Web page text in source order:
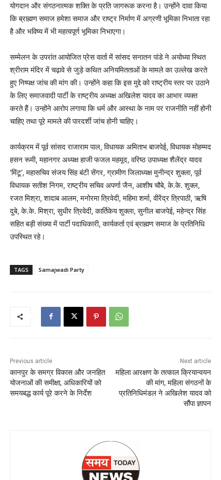
योगदान और संगठनात्मक शक्ति के प्रति जागरूक करना है। उन्होंने दावा किया
कि ब्राह्मण समाज हमेशा समाज और राष्ट्र निर्माण में अग्रणी भूमिका निभाता रहा
है और भविष्य में भी महत्वपूर्ण भूमिका निभाएगा।
सम्मेलन के उपरांत आयोजित प्रेस वार्ता में सांसद सनातन पांडे ने अयोध्या स्थित
श्रीराम मंदिर में चढ़ावे से जुड़े कथित अनियमितताओं के मामले का उल्लेख करते
हुए निष्पक्ष जांच की मांग की। उन्होंने कहा कि इस मुद्दे को राष्ट्रीय स्तर पर उठाने
के लिए समाजवादी पार्टी के राष्ट्रीय अध्यक्ष अखिलेश यादव का आभार व्यक्त
करते हैं। उन्होंने आरोप लगाया कि धर्म और आस्था के नाम पर राजनीति नहीं होनी
चाहिए तथा पूरे मामले की पारदर्शी जांच होनी चाहिए।
कार्यक्रम में पूर्व सांसद राजाराम पाल, विधायक अमिताभ बाजपेई, विधायक मोहम्मद
हसन रूमी, महानगर अध्यक्ष हाजी फजल महमूद, वरिष्ठ उपाध्यक्ष शैलेंद्र यादव
‘मिंटू’, महासचिव संजय सिंह बंटी सेंगर, ग्रामीण जिलाध्यक्ष मुनीन्द्र शुक्ला, पूर्व
विधायक सतीश निगम, राष्ट्रीय सचिव अपर्णा जैन, आशीष चौबे, के.के. शुक्ल,
रजत मिश्रा, शादाब आलम, मनोरमा त्रिवेदी, महिमा शर्मा, वीरेंद्र त्रिपाठी, ऋषि
दुबे, के.के. मिश्रा, सुधीर त्रिवेदी, कार्तिकेय शुक्ला, सुनील बाजपेई, महेन्द्र सिंह
सहित बड़ी संख्या में पार्टी पदाधिकारी, कार्यकर्ता एवं ब्राह्मण समाज के प्रतिनिधि
उपस्थित रहे।
TAGS Samajwadi Party
Previous article
कानपुर के समग्र विकास और जनहित
योजनाओं की समीक्षा, अधिकारियों को
समयबद्ध कार्य पूरे करने के निर्देश
Next article
महिला आरक्षण के तत्काल क्रियान्वयन
की मांग, महिला संगठनों के
प्रतिनिधिमंडल ने अखिलेश यादव को
सौंपा ज्ञापन